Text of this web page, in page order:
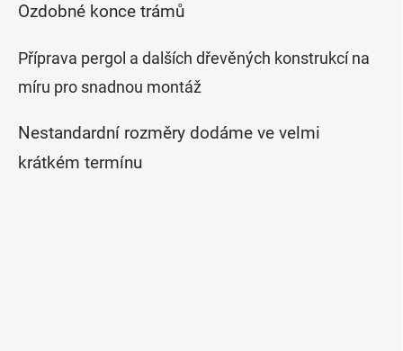
Ozdobné konce trámů
Příprava pergol a dalších dřevěných konstrukcí na
míru pro snadnou montáž
Nestandardní rozměry dodáme ve velmi
krátkém termínu